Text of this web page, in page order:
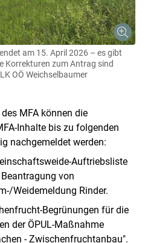
am 15. April 2026 – es gibt
Korrekturen zum Antrag sind
OÖ Weichselbaumer
MFA können die
Inhalte bis zu folgenden
nachgemeldet werden:
Auftriebsliste
von
Weidemeldung Rinder.
Begrünungen für die
der ÖPUL-Maßnahme
- Zwischenfruchtanbau".